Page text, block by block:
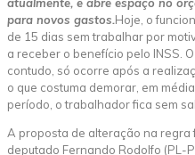
para novos gastos.Hoje, o
de 15 dias sem trabalhar por
a receber o benefício pelo INSS.
contudo, só ocorre após a
o que costuma demorar, em
período, o trabalhador fica sem
A proposta de alteração na regra
deputado Fernando Rodolfo (PL-